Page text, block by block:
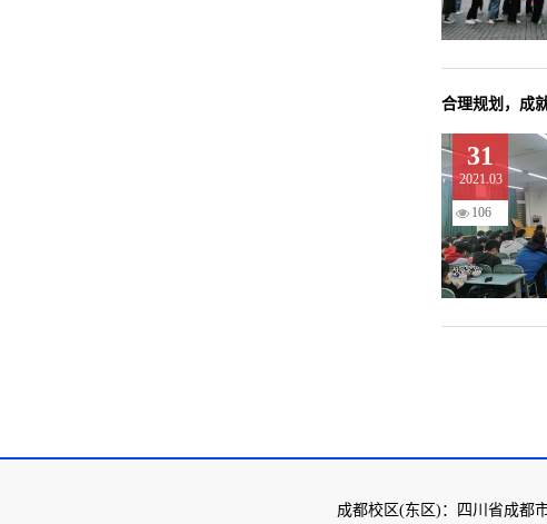
合理规划，成
31
2021.03
106
成都校区(东区)：四川省成都